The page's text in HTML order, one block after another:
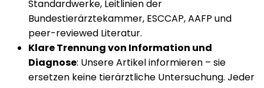
Standardwerke, Leitlinien der
Bundestierärztekammer, ESCCAP, AAFP und
peer-reviewed Literatur.
Klare Trennung von Information und
Diagnose: Unsere Artikel informieren – sie
ersetzen keine tierärztliche Untersuchung. Jeder